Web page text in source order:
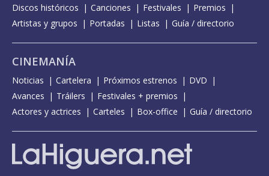
Discos históricos
Canciones Festivales
Premios
Artistas y grupos
Portadas Listas Guía / directorio
CINEMANÍA
Noticias Cartelera Próximos estrenos
DVD
Avances
Tráilers
Festivales + premios
Actores y actrices
Carteles Box-office Guía / directorio